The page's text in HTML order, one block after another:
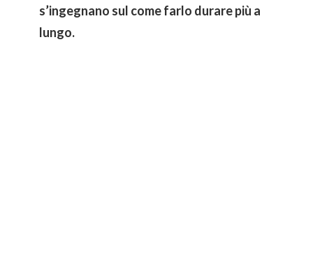
s’ingegnano sul come farlo durare più a
lungo.